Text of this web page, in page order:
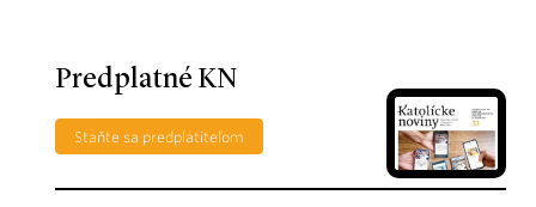
Predplatné KN
Staňte sa predplatiteľom